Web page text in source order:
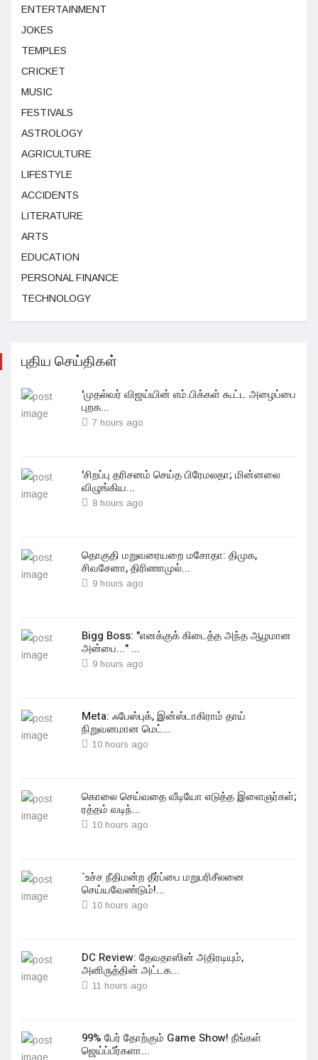
ENTERTAINMENT
JOKES
TEMPLES
CRICKET
MUSIC
FESTIVALS
ASTROLOGY
AGRICULTURE
LIFESTYLE
ACCIDENTS
LITERATURE
ARTS
EDUCATION
PERSONAL FINANCE
TECHNOLOGY
புதிய செய்திகள்
'முதல்வர் விஜய்யின் எம்.பிக்கள் கூட்ட அழைப்பை
புறக...
7 hours ago
'சிறப்பு தரிசனம் செய்த பிரேமலதா; மின்னலை
விழுங்கிய...
8 hours ago
தொகுதி மறுவரையறை மசோதா: திமுக,
சிவசேனா, திரிணாமுல்...
9 hours ago
Bigg Boss: "எனக்குக் கிடைத்த அந்த ஆழமான
அன்பை..." ...
9 hours ago
Meta: ஃபேஸ்புக், இன்ஸ்டாகிராம் தாய்
நிறுவனமான மெட்...
10 hours ago
கொலை செய்வதை வீடியோ எடுத்த இளைஞர்கள்;
ரத்தம் வடிந்...
10 hours ago
`உச்ச நீதிமன்ற தீர்ப்பை மறுபரிசீலனை
செய்யவேண்டும்!...
10 hours ago
DC Review: தேவதாஸின் அதிரடியும்,
அனிருத்தின் அட்டக...
11 hours ago
99% பேர் தோற்கும் Game Show! நீங்கள்
ஜெய்ப்பீர்களா...